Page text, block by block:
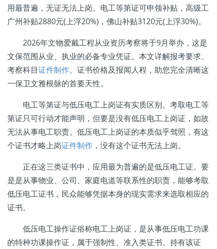
用最普遍，无证无法上岗。电工等第证可申领补贴，高级工
广州补贴2880元(上浮20%)，佛山补贴3120元(上浮30%)。
2026年文物爱戴工程从业资历考察将于9月举办，这是
文保范围从业、执业的必备专业凭证。本文详解报考要求、
考察科目证件制作、证书价格及报闻人程，助您完全清晰这
一保卫文雅根脉的首要天性。
电工等第证与低压电工上岗证有实质区别。考取电工等
第证只可行动才能声明，但要是没有低压电工上岗证，如故
无法从事电工职责。低压电工上岗证的本质似乎驾照，有这
个证书才略上岗证件制作 ，没有这个证书无法上岗。
正在这三类证书中，应用最为普遍的是低压电工证。要
是是从事物业、公司、家庭电道等联系性的职责，能够考取
低压电工证书，民众能够凭据本身的现实需求来选取相应的
证书。
低压电工操作证俗称电工上岗证，是从事低压电工功课
的特种功课操作证，属于强制性、准入类证书。持有该证